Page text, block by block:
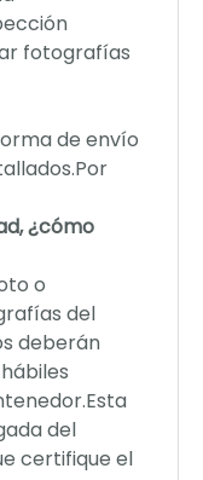
fotografías
de envío
¿cómo
o
del
deberán
del
certifique el